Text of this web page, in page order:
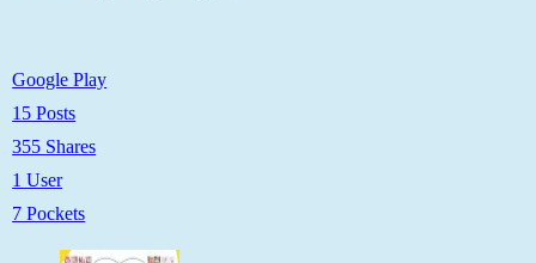
Google Play
15 Posts
355 Shares
1 User
7 Pockets